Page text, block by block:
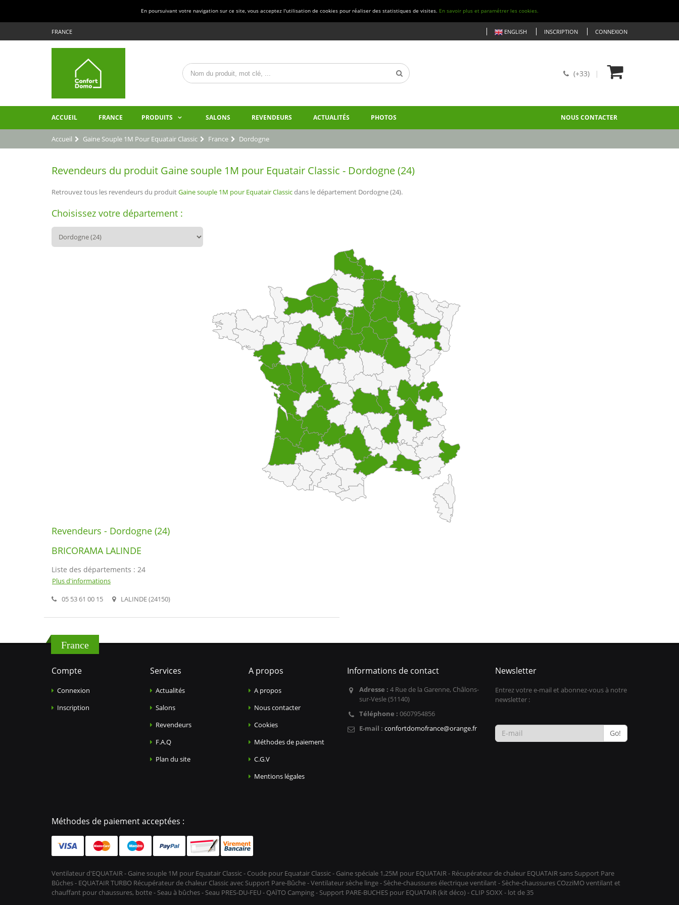
En poursuivant votre navigation sur ce site, vous acceptez l'utilisation de cookies pour réaliser des statistiques de visites. En savoir plus et paramétrer les cookies.
FRANCE ENGLISH INSCRIPTION CONNEXION
(+33)
ACCUEIL FRANCE PRODUITS SALONS REVENDEURS ACTUALITÉS PHOTOS NOUS CONTACTER
Accueil Gaine Souple 1M Pour Equatair Classic France Dordogne
Revendeurs du produit Gaine souple 1M pour Equatair Classic - Dordogne (24)
Retrouvez tous les revendeurs du produitGaine souple 1M pour Equatair Classicdans le département Dordogne (24).
Choisissez votre département :
Revendeurs - Dordogne (24)
BRICORAMA LALINDE
Liste des départements : 24
Plus d'informations
05 53 61 00 15
LALINDE (24150)
France
Compte
Connexion
Inscription
Services
Actualités
Salons
Revendeurs
F.A.Q
Plan du site
A propos
A propos
Nous contacter
Cookies
Méthodes de paiement
C.G.V
Mentions légales
Informations de contact
Adresse : 4 Rue de la Garenne, Châlons-
sur-Vesle (51140)
Téléphone : 0607954856
E-mail : confortdomofrance@orange.fr
Newsletter
Entrez votre e-mail et abonnez-vous à notre
newsletter :
Go!
Méthodes de paiement acceptées :
Ventilateur d'EQUATAIR - Gaine souple 1M pour Equatair Classic - Coude pour Equatair Classic - Gaine spéciale 1,25M pour EQUATAIR - Récupérateur de chaleur EQUATAIR sans Support Pare
Bûches - EQUATAIR TURBO Récupérateur de chaleur Classic avec Support Pare-Bûche - Ventilateur sèche linge - Sèche-chaussures électrique ventilant - Sèche-chaussures COzziMO ventilant et
chauffant pour chaussures, botte - Seau à bûches - Seau PRES-DU-FEU - QAÏTO Camping - Support PARE-BUCHES pour EQUATAIR (kit déco) - CLIP SOXX - lot de 35